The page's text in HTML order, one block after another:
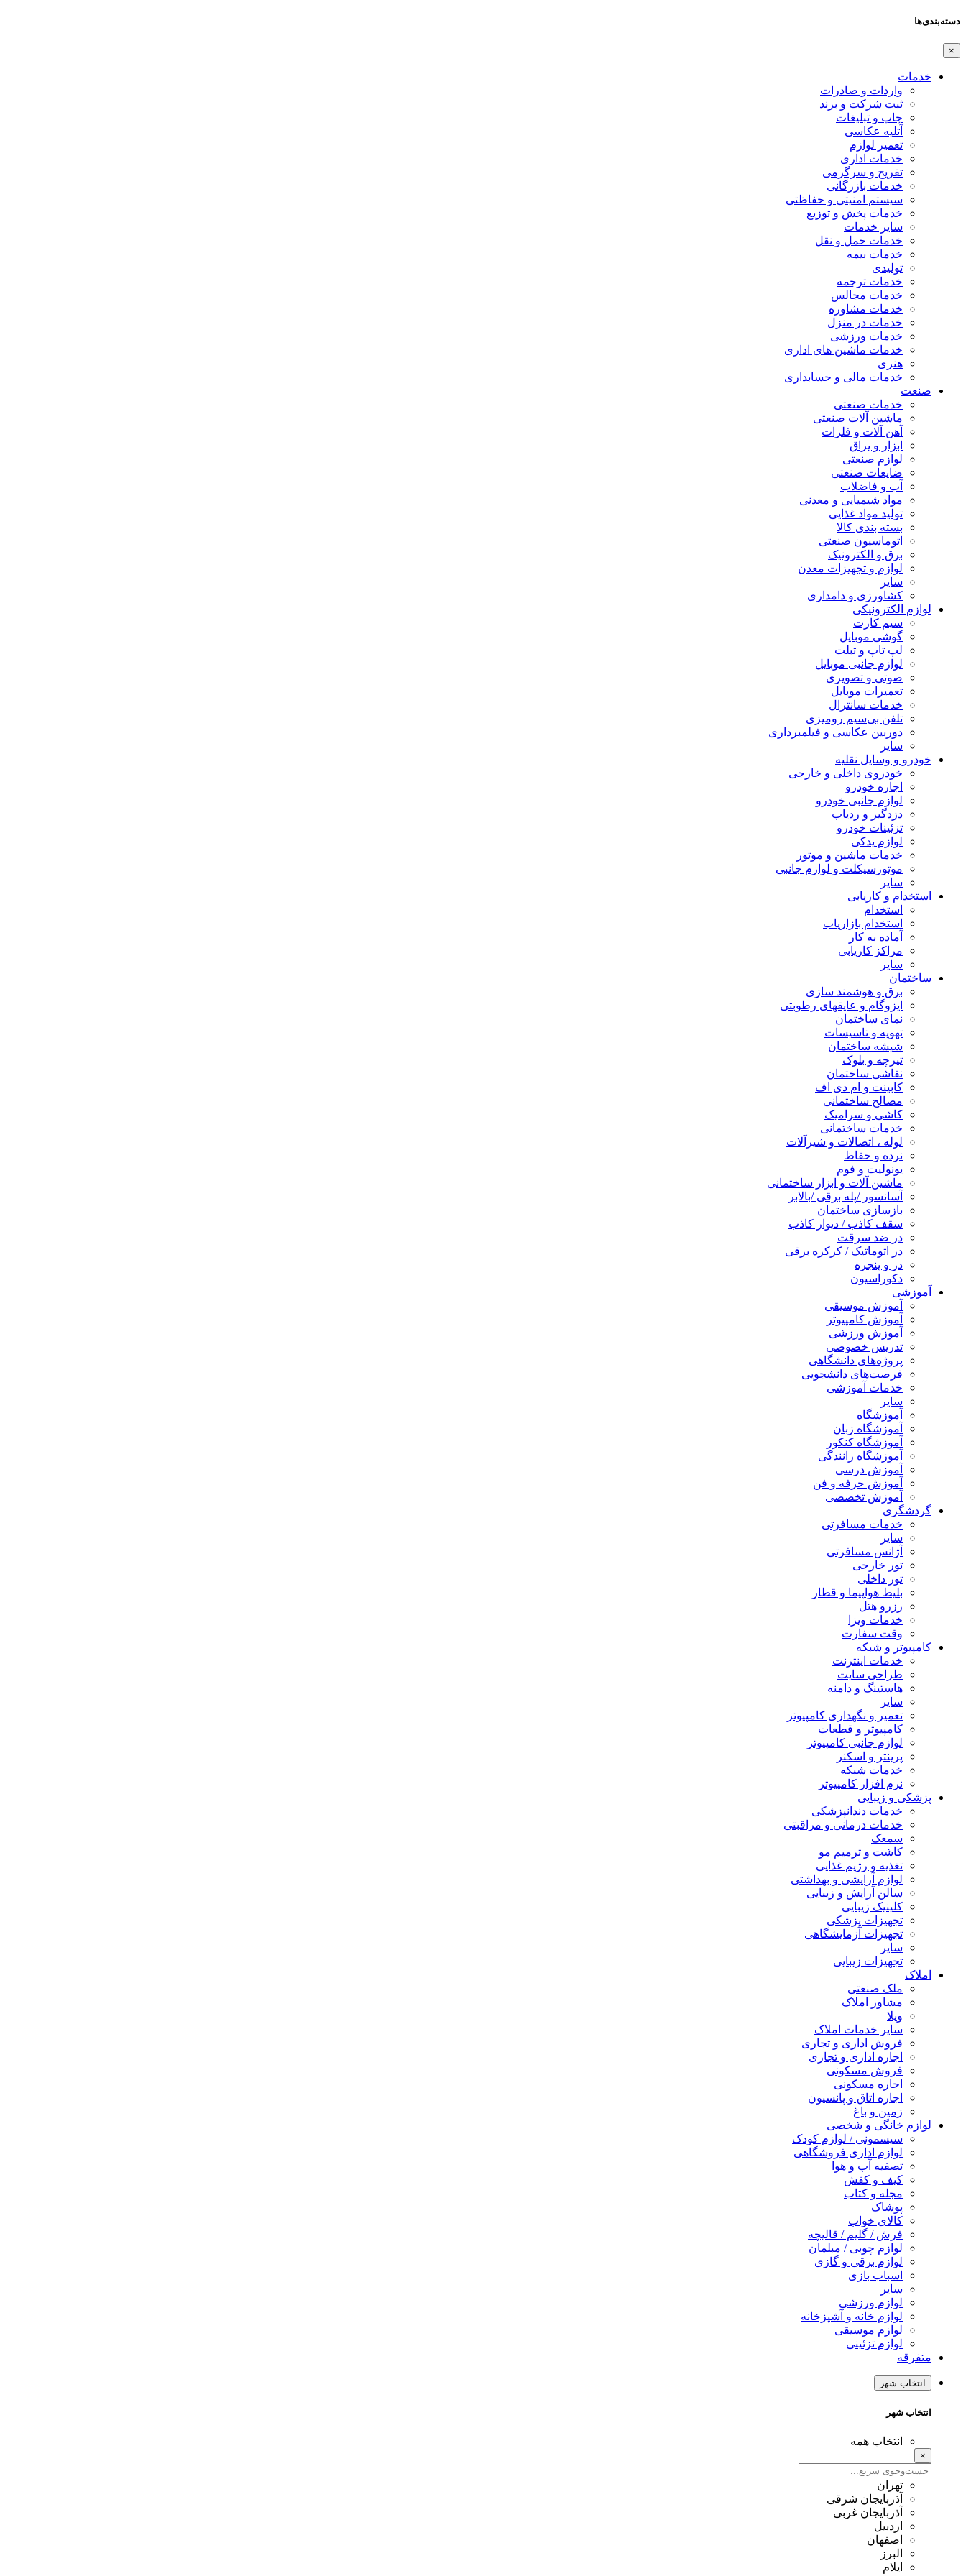
دسته‌بندی‌ها
×
خدمات
واردات و صادرات
ثبت شرکت و برند
چاپ و تبلیغات
آتلیه عکاسی
تعمیر لوازم
خدمات اداری
تفریح و سرگرمی
خدمات بازرگانی
سیستم امنیتی و حفاظتی
خدمات پخش و توزیع
سایر خدمات
خدمات حمل و نقل
خدمات بیمه
تولیدی
خدمات ترجمه
خدمات مجالس
خدمات مشاوره
خدمات در منزل
خدمات ورزشی
خدمات ماشین های اداری
هنری
خدمات مالی و حسابداری
صنعت
خدمات صنعتی
ماشین آلات صنعتی
آهن آلات و فلزات
ابزار و یراق
لوازم صنعتی
ضایعات صنعتی
آب و فاضلاب
مواد شیمیایی و معدنی
تولید مواد غذایی
بسته بندی کالا
اتوماسیون صنعتی
برق و الکترونیک
لوازم و تجهیزات معدن
سایر
کشاورزی و دامداری
لوازم الکترونیکی
سیم کارت
گوشی موبایل
لپ تاپ و تبلت
لوازم جانبی موبایل
صوتی و تصویری
تعمیرات موبایل
خدمات سانترال
تلفن بی‌سیم رومیزی
دوربین عکاسی و فیلمبرداری
سایر
خودرو و وسایل نقلیه
خودروی داخلی و خارجی
اجاره خودرو
لوازم جانبی خودرو
دزدگیر و ردیاب
تزئینات خودرو
لوازم یدکی
خدمات ماشین و موتور
موتورسیکلت و لوازم جانبی
سایر
استخدام و کاریابی
استخدام
استخدام بازاریاب
آماده به کار
مراکز کاریابی
سایر
ساختمان
برق و هوشمند سازی
ایزوگام و عایقهای رطوبتی
نمای ساختمان
تهویه و تاسیسات
شیشه ساختمان
تیرچه و بلوک
نقاشی ساختمان
کابینت و ام دی اف
مصالح ساختمانی
کاشی و سرامیک
خدمات ساختمانی
لوله ، اتصالات و شیرآلات
نرده و حفاظ
یونولیت و فوم
ماشین آلات و ابزار ساختمانی
آسانسور /پله برقی /بالابر
بازسازی ساختمان
سقف کاذب / دیوار کاذب
در ضد سرقت
در اتوماتیک / کرکره برقی
در و پنجره
دکوراسیون
آموزشی
آموزش موسیقی
آموزش کامپیوتر
آموزش ورزشی
تدریس خصوصی
پروژه‌های دانشگاهی
فرصت‌های دانشجویی
خدمات آموزشی
سایر
آموزشگاه
آموزشگاه زبان
آموزشگاه کنکور
آموزشگاه رانندگی
آموزش درسی
آموزش حرفه و فن
آموزش تخصصی
گردشگری
خدمات مسافرتی
سایر
آژانس مسافرتی
تور خارجی
تور داخلی
بلیط هواپیما و قطار
رزرو هتل
خدمات ویزا
وقت سفارت
کامپیوتر و شبکه
خدمات اینترنت
طراحی سایت
هاستینگ و دامنه
سایر
تعمیر و نگهداری کامپیوتر
کامپیوتر و قطعات
لوازم جانبی کامپیوتر
پرینتر و اسکنر
خدمات شبکه
نرم افزار کامپیوتر
پزشکی و زیبایی
خدمات دندانپزشکی
خدمات درمانی و مراقبتی
سمعک
کاشت و ترمیم مو
تغذیه و رژیم غذایی
لوازم آرایشی و بهداشتی
سالن آرایش و زیبایی
کلینیک زیبایی
تجهیزات پزشکی
تجهیزات آزمایشگاهی
سایر
تجهیزات زیبایی
املاک
ملک صنعتی
مشاور املاک
ویلا
سایر خدمات املاک
فروش اداری و تجاری
اجاره اداری و تجاری
فروش مسکونی
اجاره مسکونی
اجاره اتاق و پانسیون
زمین و باغ
لوازم خانگی و شخصی
سیسمونی / لوازم کودک
لوازم اداری فروشگاهی
تصفیه آب و هوا
کیف و کفش
مجله و کتاب
پوشاک
کالای خواب
فرش / گلیم / قالیچه
لوازم چوبی / مبلمان
لوازم برقی و گازی
اسباب بازی
سایر
لوازم ورزشی
لوازم خانه و آشپزخانه
لوازم موسیقی
لوازم تزئینی
متفرقه
انتخاب شهر
انتخاب شهر
انتخاب همه
×
تهران
آذربایجان شرقی
آذربایجان غربی
اردبیل
اصفهان
البرز
ایلام